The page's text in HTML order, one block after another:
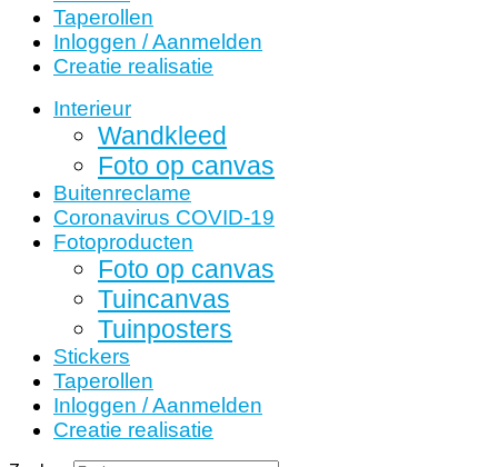
Taperollen
Inloggen / Aanmelden
Creatie realisatie
Interieur
Wandkleed
Foto op canvas
Buitenreclame
Coronavirus COVID-19
Fotoproducten
Foto op canvas
Tuincanvas
Tuinposters
Stickers
Taperollen
Inloggen / Aanmelden
Creatie realisatie